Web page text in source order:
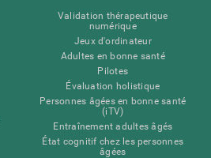
Validation thérapeutique
numérique
Jeux d'ordinateur
Adultes en bonne santé
Pilotes
Évaluation holistique
Personnes âgées en bonne santé
(iTV)
Entraînement adultes âgés
État cognitif chez les personnes
âgées